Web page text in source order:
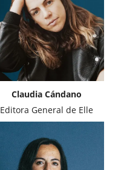
Claudia Cándano
Editora General de Elle